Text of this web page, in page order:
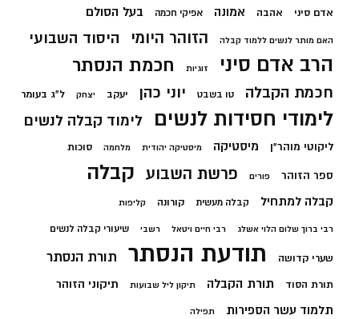
אדם סיני אהבה אמונה אפיקי חכמה בעל הסולם
האם מותר לנשים ללמוד קבלה הזוהר היומי היסוד השבועי
הרב אדם סיני זוגיות חכמת הנסתר
חכמת הקבלה טו בשבט יוני כהן יעקב יצחק ל"ג בעומר
לימודי חסידות לנשים לימוד קבלה לנשים
ליקוטי מוהר"ן מיסטיקה מיסטיקה יהודית מלחמה סוכות
ספר הזוהר פורים פרשת השבוע קבלה
קבלה למתחיל קבלה מעשית קורונה קליפות
רבי ברוך שלום הלוי אשלג רבי חיים ויטאל רשבי שיעורי קבלה לנשים
שערי קדושה תודעת הנסתר תורת הנסתר
תורת הסוד תורת הקבלה תיקון ליל שבועות תיקוני הזוהר
תלמוד עשר הספירות תפילה